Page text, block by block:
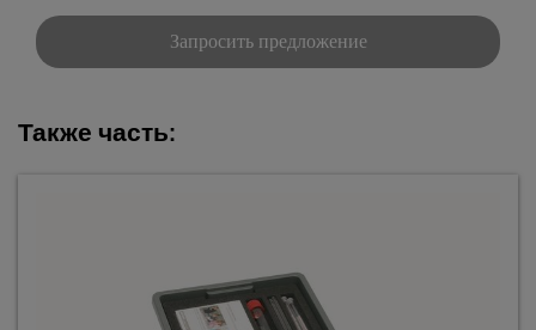
Запросить предложение
Также часть: